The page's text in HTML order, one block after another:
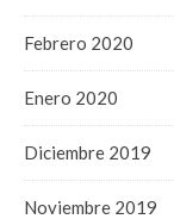
Febrero 2020
Enero 2020
Diciembre 2019
Noviembre 2019